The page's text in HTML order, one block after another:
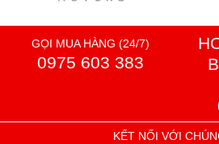
GỌI MUA HÀNG (24/7)
0975 603 383
KẾT NỐI VỚI